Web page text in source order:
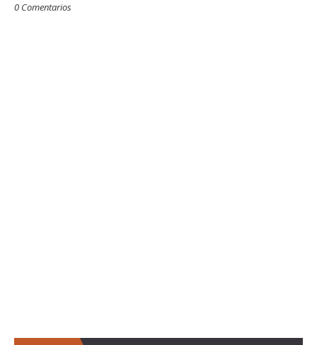
0 Comentarios